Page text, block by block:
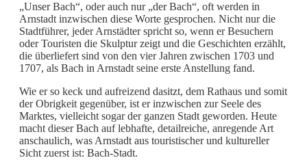
„Unser Bach“, oder auch nur „der Bach“, oft werden in
Arnstadt inzwischen diese Worte gesprochen. Nicht nur die
Stadtführer, jeder Arnstädter spricht so, wenn er Besuchern
oder Touristen die Skulptur zeigt und die Geschichten erzählt,
die überliefert sind von den vier Jahren zwischen 1703 und
1707, als Bach in Arnstadt seine erste Anstellung fand.
Wie er so keck und aufreizend dasitzt, dem Rathaus und somit
der Obrigkeit gegenüber, ist er inzwischen zur Seele des
Marktes, vielleicht sogar der ganzen Stadt geworden. Heute
macht dieser Bach auf lebhafte, detailreiche, anregende Art
anschaulich, was Arnstadt aus touristischer und kultureller
Sicht zuerst ist: Bach-Stadt.